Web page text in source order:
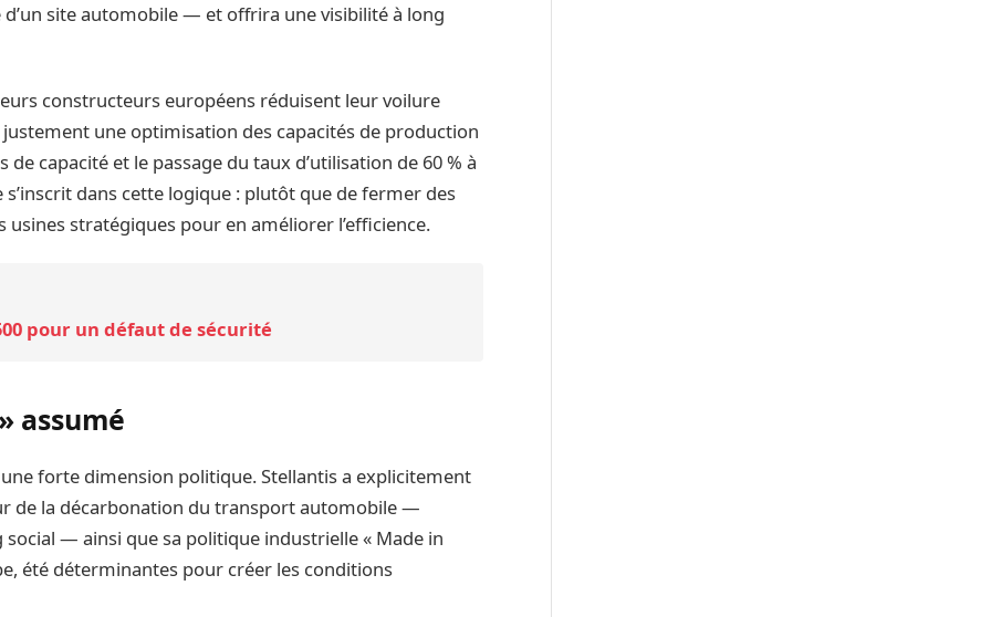
site automobile — et offrira une visibilité à long
constructeurs européens réduisent leur voilure
une optimisation des capacités de production
capacité et le passage du taux d’utilisation de 60 % à
s’inscrit dans cette logique : plutôt que de fermer des
stratégiques pour en améliorer l’efficience.
pour un défaut de sécurité
assumé
une forte dimension politique. Stellantis a explicitement
de la décarbonation du transport automobile —
social — ainsi que sa politique industrielle « Made in
été déterminantes pour créer les conditions